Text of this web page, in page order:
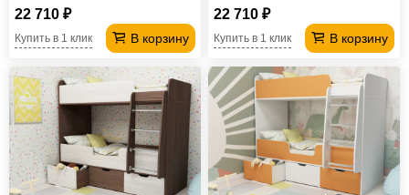
22 710 ₽
В корзину
Купить в 1 клик
22 710 ₽
В корзину
Купить в 1 клик